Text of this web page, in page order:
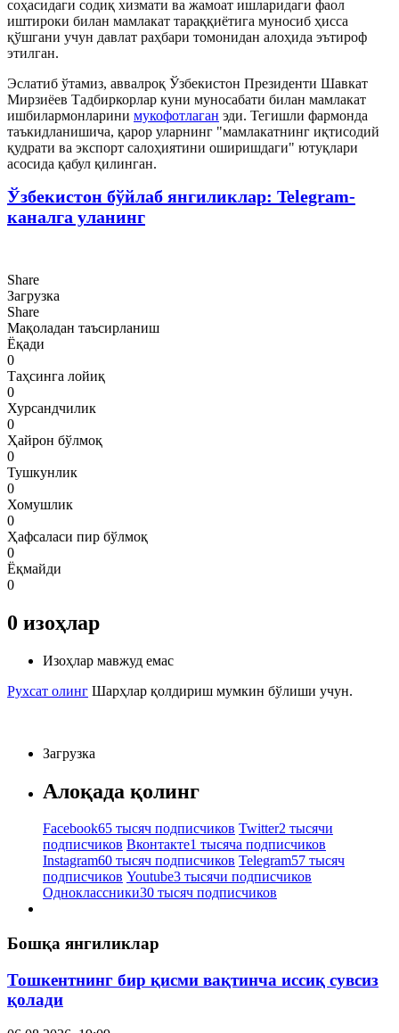
соҳасидаги содиқ хизмати ва жамоат ишларидаги фаол
иштироки билан мамлакат тараққиётига муносиб ҳисса
қўшгани учун давлат раҳбари томонидан алоҳида эътироф
этилган.
Эслатиб ўтамиз, аввалроқ Ўзбекистон Президенти Шавкат
Мирзиёев Тадбиркорлар куни муносабати билан мамлакат
ишбилармонларини мукофотлаган эди. Тегишли фармонда
таъкидланишича, қарор уларнинг "мамлакатнинг иқтисодий
қудрати ва экспорт салоҳиятини оширишдаги" ютуқлари
асосида қабул қилинган.
Ўзбекистон бўйлаб янгиликлар: Telegram-
каналга уланинг
Share
Загрузка
Share
Мақоладан таъсирланиш
Ёқади
0
Таҳсинга лойиқ
0
Хурсандчилик
0
Ҳайрон бўлмоқ
0
Тушкунлик
0
Хомушлик
0
Ҳафсаласи пир бўлмоқ
0
Ёқмайди
0
0 изоҳлар
Изоҳлар мавжуд емас
Рухсат олинг Шарҳлар қолдириш мумкин бўлиши учун.
Загрузка
Алоқада қолинг
Facebook65 тысяч подписчиков Twitter2 тысячи
подписчиков Вконтакте1 тысяча подписчиков
Instagram60 тысяч подписчиков Telegram57 тысяч
подписчиков Youtube3 тысячи подписчиков
Одноклассники30 тысяч подписчиков
Бошқа янгиликлар
Тошкентнинг бир қисми вақтинча иссиқ сувсиз
қолади